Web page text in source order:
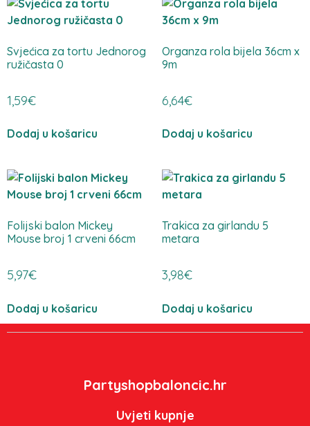
Svjećica za tortu Jednorog
ružičasta 0
1,59€
Dodaj u košaricu
Organza rola bijela 36cm x
9m
6,64€
Dodaj u košaricu
Folijski balon Mickey
Mouse broj 1 crveni 66cm
5,97€
Dodaj u košaricu
Trakica za girlandu 5
metara
3,98€
Dodaj u košaricu
Partyshopbaloncic.hr
Uvjeti kupnje